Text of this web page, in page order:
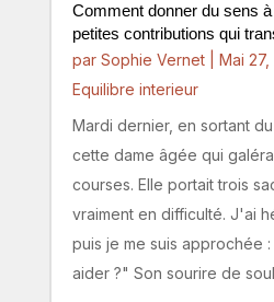
Comment donner du sens
petites contributions qui
par Sophie Vernet| Mai 27,
Equilibre interieur
Mardi dernier, en sortant
cette dame âgée qui
courses. Elle portait trois
vraiment en difficulté. J'ai
puis je me suis approchée
aider ?" Son sourire de